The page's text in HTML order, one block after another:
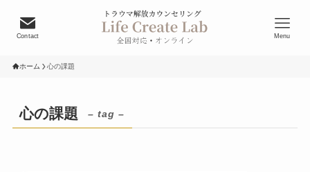
Contact Menu
ホーム 心の課題
心の課題 – tag –